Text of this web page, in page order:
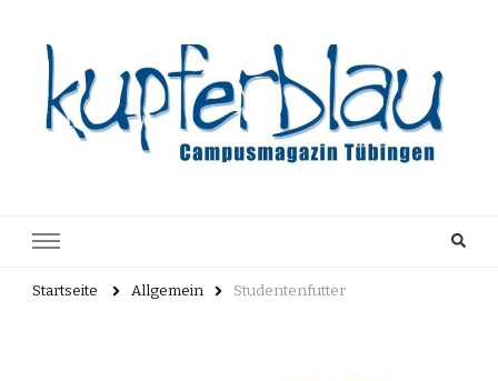
Archiv
Startseite Allgemein Studentenfutter